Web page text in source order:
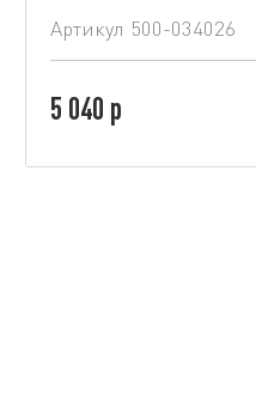
Артикул 500-034026
5 040 р